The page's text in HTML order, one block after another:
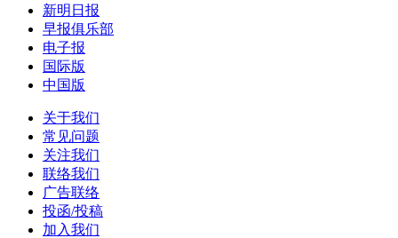
新明日报
早报俱乐部
电子报
国际版
中国版
关于我们
常见问题
关注我们
联络我们
广告联络
投函/投稿
加入我们